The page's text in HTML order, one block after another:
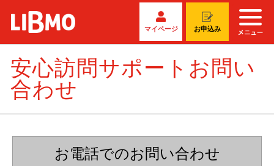
マイページ お申込み
安心訪問サポートお問い
合わせ
お電話でのお問い合わせ